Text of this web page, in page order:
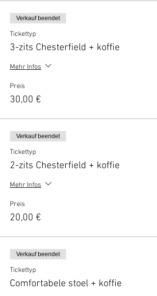
Verkauf beendet
Tickettyp
3-zits Chesterfield + koffie
Mehr Infos
Preis
30,00 €
Verkauf beendet
Tickettyp
2-zits Chesterfield + koffie
Mehr Infos
Preis
20,00 €
Verkauf beendet
Tickettyp
Comfortabele stoel + koffie